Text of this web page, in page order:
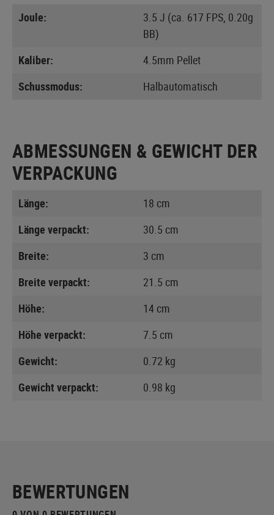
Joule:
3.5 J (ca. 617 FPS, 0.20g
BB)
Kaliber:
4.5mm Pellet
Schussmodus:
Halbautomatisch
ABMESSUNGEN & GEWICHT DER
VERPACKUNG
Länge:
18 cm
Länge verpackt:
30.5 cm
Breite:
3 cm
Breite verpackt:
21.5 cm
Höhe:
14 cm
Höhe verpackt:
7.5 cm
Gewicht:
0.72 kg
Gewicht verpackt:
0.98 kg
BEWERTUNGEN